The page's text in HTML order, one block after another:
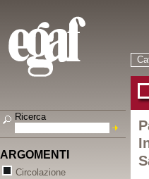
Ricerca
ARGOMENTI
Circolazione